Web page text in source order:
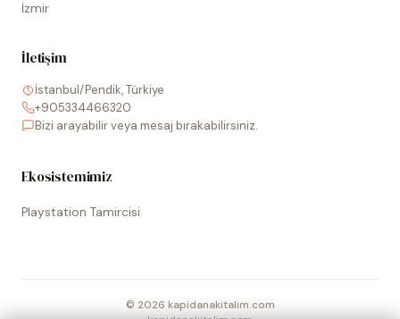
İzmir
İletişim
İstanbul/Pendik, Türkiye
+905334466320
Bizi arayabilir veya mesaj bırakabilirsiniz.
Ekosistemimiz
Playstation Tamircisi
© 2026 kapidanakitalim.com